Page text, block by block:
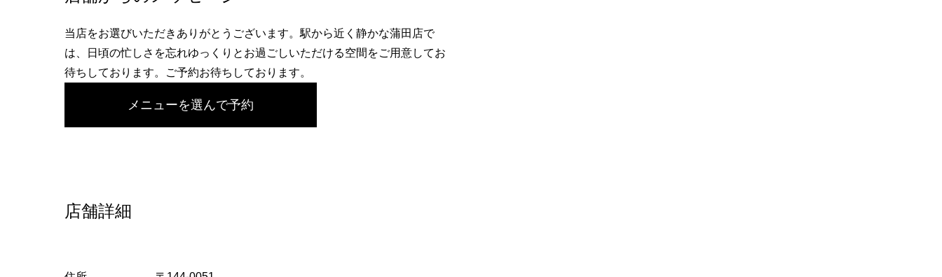
当店をお選びいただきありがとうございます。駅から近く静かな蒲田店で
は、日頃の忙しさを忘れゆっくりとお過ごしいただける空間をご用意してお
待ちしております。ご予約お待ちしております。
メニューを選んで予約
店舗詳細